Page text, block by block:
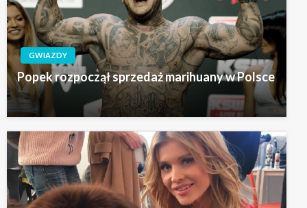
GWIAZDY
Popek rozpoczął sprzedaż marihuany w Polsce